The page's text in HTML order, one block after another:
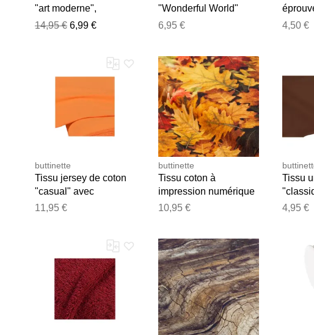
"art moderne",
mûre/coloré
14,95 € 6,99 €
"Wonderful World"
6,95 €
cm
4,50 €
buttinette
Tissu jersey de coton
"casual" avec
élasthanne, orange
11,95 €
buttinette
Tissu coton à
impression numérique
"feuilles d'automne",
10,95 €
Tissu
4,95 €